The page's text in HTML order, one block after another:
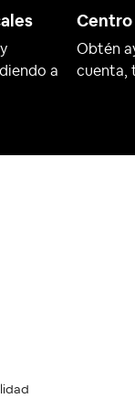
a
Centro
Obtén
cuenta,